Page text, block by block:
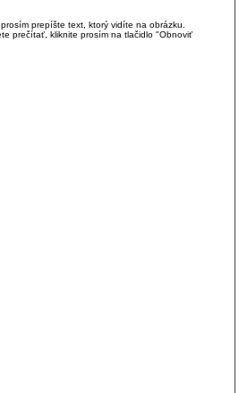
prepíšte text, ktorý vidíte na obrázku.
prečítať, kliknite prosím na tlačidlo "Obnoviť